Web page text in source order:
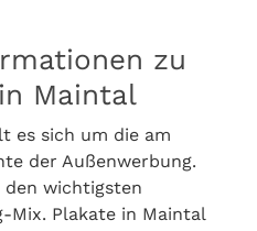
zu
Maintal
es sich um die am
der Außenwerbung.
den wichtigsten
Mix. Plakate in Maintal